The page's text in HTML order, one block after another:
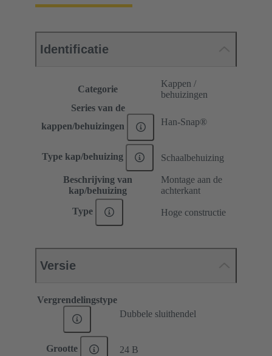
Identificatie
Categorie
Kappen /
behuizingen
Series van de
kappen/behuizingen
Han-Snap®
Type kap/behuizing Schaalbehuizing
Beschrijving van
kap/behuizing
Montage aan de
achterkant
Type Hoge constructie
Versie
Vergrendelingstype
Dubbele sluithendel
Grootte 24 B